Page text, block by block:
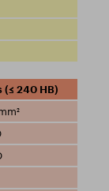
(≤ 240 HB)